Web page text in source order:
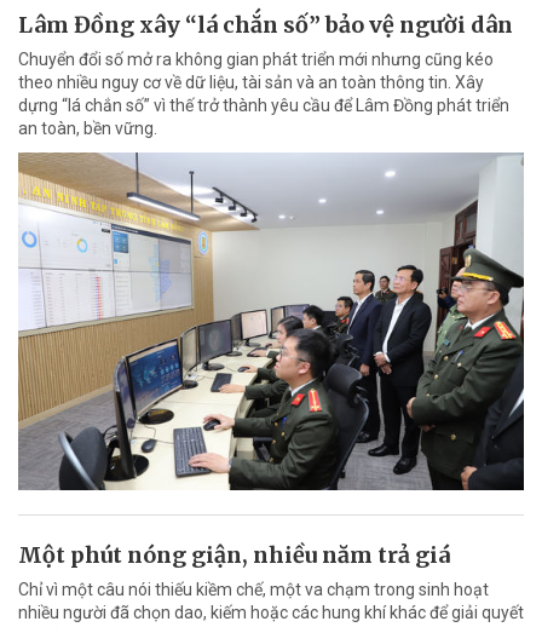
Lâm Đồng xây “lá chắn số” bảo vệ người dân
Chuyển đổi số mở ra không gian phát triển mới nhưng cũng kéo
theo nhiều nguy cơ về dữ liệu, tài sản và an toàn thông tin. Xây
dựng “lá chắn số” vì thế trở thành yêu cầu để Lâm Đồng phát triển
an toàn, bền vững.
Một phút nóng giận, nhiều năm trả giá
Chỉ vì một câu nói thiếu kiềm chế, một va chạm trong sinh hoạt
nhiều người đã chọn dao, kiếm hoặc các hung khí khác để giải quyết